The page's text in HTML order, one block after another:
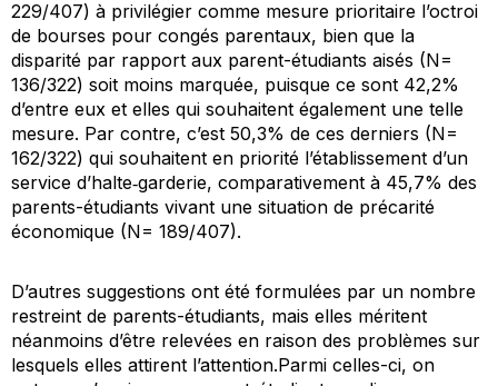
229/407) à privilégier comme mesure prioritaire l’octroi
de bourses pour congés parentaux, bien que la
disparité par rapport aux parent-étudiants aisés (N=
136/322) soit moins marquée, puisque ce sont 42,2%
d’entre eux et elles qui souhaitent également une telle
mesure. Par contre, c’est 50,3% de ces derniers (N=
162/322) qui souhaitent en priorité l’établissement d’un
service d’halte‐garderie, comparativement à 45,7% des
parents-étudiants vivant une situation de précarité
économique (N= 189/407).
D’autres suggestions ont été formulées par un nombre
restreint de parents-étudiants, mais elles méritent
néanmoins d’être relevées en raison des problèmes sur
lesquels elles attirent l’attention.Parmi celles-ci, on